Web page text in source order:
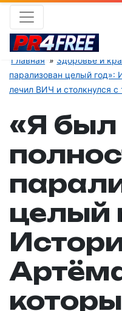
Главная Здоровье и
парализован целый год»:
лечил ВИЧ и столкнулся с
«Я был
целый